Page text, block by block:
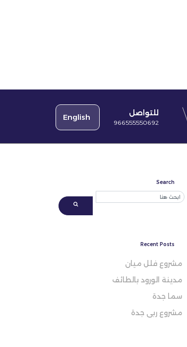
للتواصل
966555550692
English
Search
Search
Recent Posts
مشروع فلل ميان
مدينة الورود بالطائف
سما جدة
مشروع ربى جدة